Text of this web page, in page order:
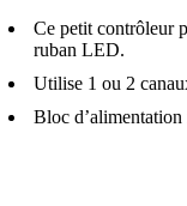
Ce petit contrôleur
ruban LED.
Utilise 1 ou 2
Bloc d’alimentation